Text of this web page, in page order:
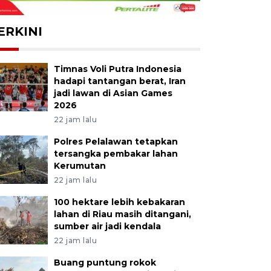
Timnas Voli Putra Indonesia
hadapi tantangan berat, Iran
jadi lawan di Asian Games
2026
22 jam lalu
Polres Pelalawan tetapkan
tersangka pembakar lahan
Kerumutan
22 jam lalu
100 hektare lebih kebakaran
lahan di Riau masih ditangani,
sumber air jadi kendala
22 jam lalu
Buang puntung rokok